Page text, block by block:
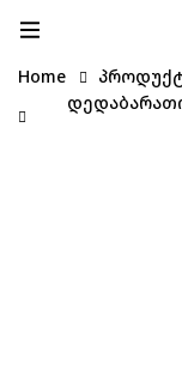
Home
დედაბარათი